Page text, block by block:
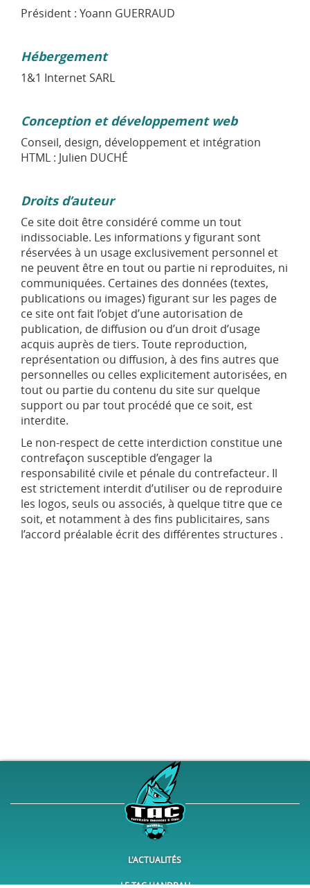
Président : Yoann GUERRAUD
Hébergement
1&1 Internet SARL
Conception et développement web
Conseil, design, développement et intégration
HTML : Julien DUCHÉ
Droits d’auteur
Ce site doit être considéré comme un tout
indissociable. Les informations y figurant sont
réservées à un usage exclusivement personnel et
ne peuvent être en tout ou partie ni reproduites, ni
communiquées. Certaines des données (textes,
publications ou images) figurant sur les pages de
ce site ont fait l’objet d’une autorisation de
publication, de diffusion ou d’un droit d’usage
acquis auprès de tiers. Toute reproduction,
représentation ou diffusion, à des fins autres que
personnelles ou celles explicitement autorisées, en
tout ou partie du contenu du site sur quelque
support ou par tout procédé que ce soit, est
interdite.
Le non-respect de cette interdiction constitue une
contrefaçon susceptible d’engager la
responsabilité civile et pénale du contrefacteur. Il
est strictement interdit d’utiliser ou de reproduire
les logos, seuls ou associés, à quelque titre que ce
soit, et notamment à des fins publicitaires, sans
l’accord préalable écrit des différentes structures .
L'ACTUALITÉS
LE TAC HANDBALL